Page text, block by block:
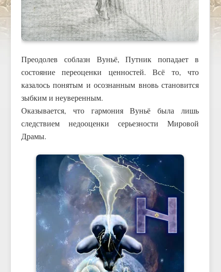
Преодолев соблазн Вуньё, Путник попадает в
состояние переоценки ценностей. Всё то, что
казалось понятым и осознанным вновь становится
зыбким и неуверенным.
Оказывается, что гармония Вуньё была лишь
следствием недооценки серьезности Мировой
Драмы.